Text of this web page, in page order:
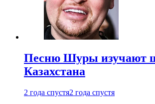
Песню Шуры изучают
Казахстана
2 года спустя2 года спустя